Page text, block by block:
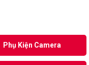
Phụ Kiện Camera